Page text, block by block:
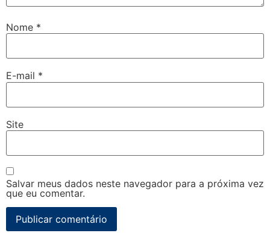
Nome *
E-mail *
Site
Salvar meus dados neste navegador para a próxima vez
que eu comentar.